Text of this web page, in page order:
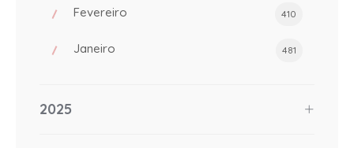
Fevereiro 410
Janeiro 481
2025